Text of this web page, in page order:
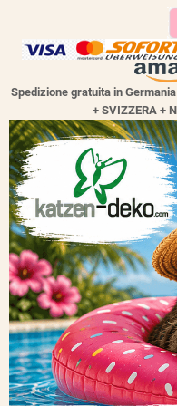
Spedizione gratuita in Germania
+ SVIZZERA +